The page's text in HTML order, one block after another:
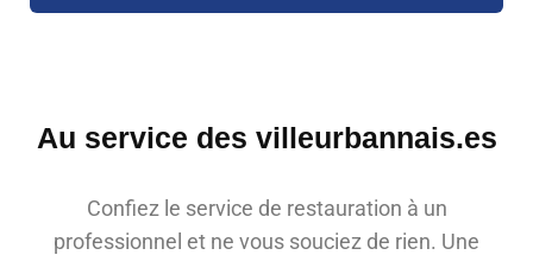
Au service des villeurbannais.es
Confiez le service de restauration à un
professionnel et ne vous souciez de rien. Une